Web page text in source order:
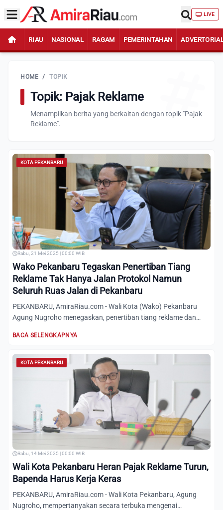
LIVE
RIAU NASIONAL RAGAM PEMERINTAHAN
HOME / TOPIK
Topik: Pajak Reklame
Menampilkan berita yang berkaitan dengan topik "Pajak
Reklame".
KOTA PEKANBARU
Rabu, 21 Mei 2025 | 00:00 WIB
Wako Pekanbaru Tegaskan Penertiban Tiang
Reklame Tak Hanya Jalan Protokol Namun
Seluruh Ruas Jalan di Pekanbaru
PEKANBARU, AmiraRiau.com - Wali Kota (Wako) Pekanbaru
Agung Nugroho menegaskan, penertiban tiang reklame dan
BACA SELENGKAPNYA
KOTA PEKANBARU
Rabu, 14 Mei 2025 | 00:00 WIB
Wali Kota Pekanbaru Heran Pajak Reklame Turun,
Bapenda Harus Kerja Keras
PEKANBARU, AmiraRiau.com - Wali Kota Pekanbaru, Agung
Nugroho, mempertanyakan secara terbuka mengenai